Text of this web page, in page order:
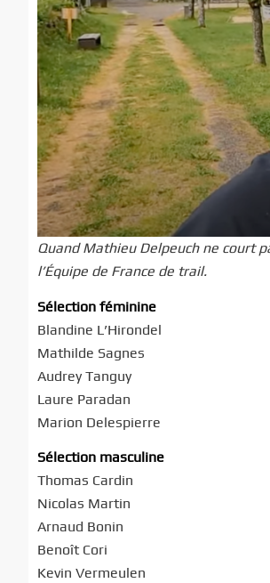
Quand Mathieu Delpeuch ne court
l’Équipe de France de trail.
Sélection féminine
Blandine L’Hirondel
Mathilde Sagnes
Audrey Tanguy
Laure Paradan
Marion Delespierre
Sélection masculine
Thomas Cardin
Nicolas Martin
Arnaud Bonin
Benoît Cori
Kevin Vermeulen